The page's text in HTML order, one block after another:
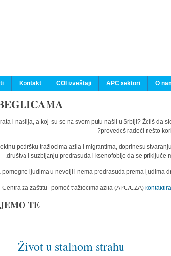
O
APC sektori
COI izveštaji
Kontakt
i nasilja, a koji su se na svom putu našli u Srbiji? Želiš da
provedeš radeći nešto
podršku tražiocima azila i migrantima, doprinesu
društva i suzbijanju predrasuda i ksenofobije da se priključe
ljudima u nevolji i nema predrasuda prema ljudima
za zaštitu i pomoć tražiocima azila (APC/CZA)
TE!
Život u stalnom strahu